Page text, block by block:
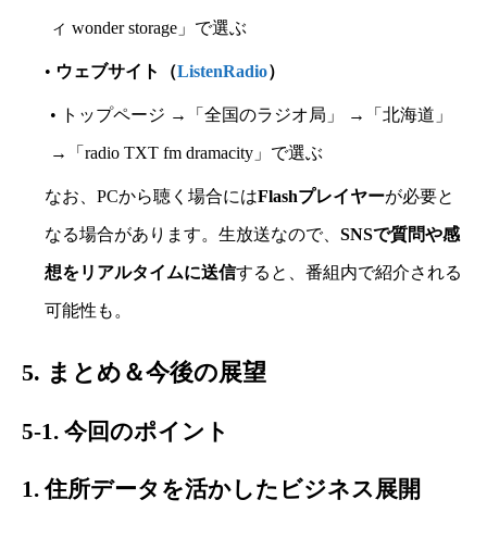
ィ wonder storage」で選ぶ
• ウェブサイト（ListenRadio）
• トップページ →「全国のラジオ局」 →「北海道」
→「radio TXT fm dramacity」で選ぶ
なお、PCから聴く場合にはFlashプレイヤーが必要と
なる場合があります。生放送なので、 SNSで質問や感
想をリアルタイムに送信すると、番組内で紹介される
可能性も。
5. まとめ＆今後の展望
5-1. 今回のポイント
1.住所データを活かしたビジネス展開